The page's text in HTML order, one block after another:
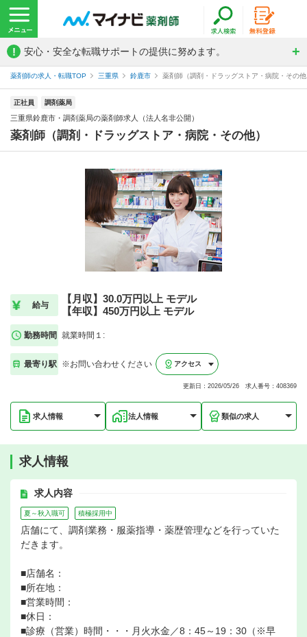
! 安心・安全な転職サポートの提供に努めます。
薬剤師の求人・転職TOP 三重県 鈴鹿市 薬剤師（調剤・ドラッグストア・病院・その
正社員 調剤薬局
三重県鈴鹿市・調剤薬局の薬剤師求人（法人名非公開）
薬剤師（調剤・ドラッグストア・病院・その他）
給与
【月収】30.0万円以上 モデル
【年収】450万円以上 モデル
勤務時間 就業時間１:
最寄り駅 ※お問い合わせください アクセス
更新日：2026/05/26 求人番号：408369
求人情報 法人情報 類似の求人
求人情報
求人内容
夏～秋入職可 積極採用中
店舗にて、調剤業務・服薬指導・薬歴管理などを行っていた
だきます。
■店舗名：
■所在地：
■営業時間：
■休日：
■診療（営業）時間・・・月火水金／8：45～19：30（※早